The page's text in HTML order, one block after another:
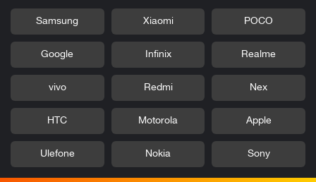
POCO
Xiaomi
Samsung
Realme
Infinix
Google
Nex
Redmi
vivo
Apple
Motorola
HTC
Sony
Nokia
Ulefone